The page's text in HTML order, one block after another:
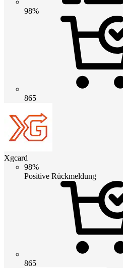
98%
865
Xgcard
98%
Positive Rückmeldung
865